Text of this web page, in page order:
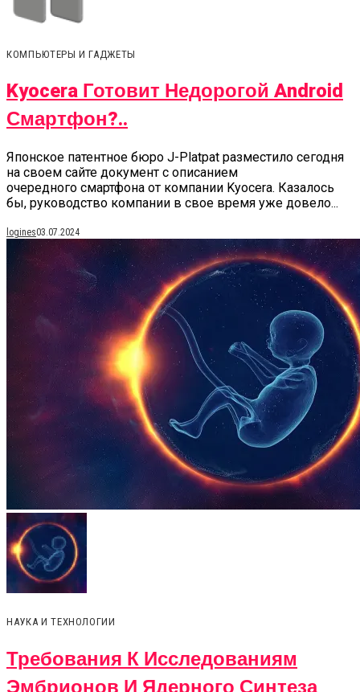
КОМПЬЮТЕРЫ И ГАДЖЕТЫ
Kyocera Готовит Недорогой Android
Смартфон?..
Японское патентное бюро J-Platpat разместило сегодня
на своем сайте документ с описанием
очередного смартфона от компании Kyocera. Казалось
бы, руководство компании в свое время уже довело...
logines03.07.2024
НАУКА И ТЕХНОЛОГИИ
Требования К Исследованиям